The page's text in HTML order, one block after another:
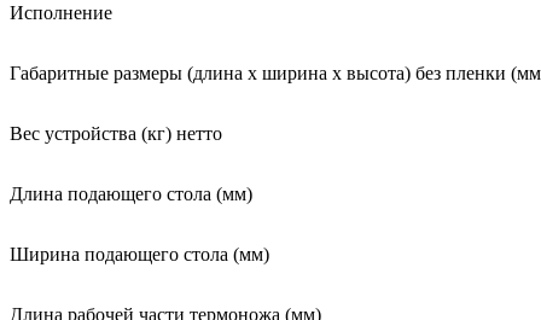
Исполнение
Габаритные размеры (длина х ширина х высота) без пленки
Вес устройства (кг) нетто
Длина подающего стола (мм)
Ширина подающего стола (мм)
Длина рабочей части термоножа (мм)